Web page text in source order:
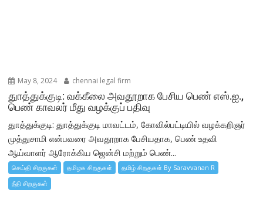
May 8, 2024 chennai legal firm
துாத்துக்குடி: வக்கீலை அவதூறாக பேசிய பெண் எஸ்.ஐ.,
பெண் காவலர் மீது வழக்குப் பதிவு
துாத்துக்குடி: துாத்துக்குடி மாவட்டம், கோவில்பட்டியில் வழக்கறிஞர்
முத்துசாமி என்பவரை அவதூறாக பேசியதாக, பெண் உதவி
ஆய்வாளர் ஆரோக்கிய ஜென்சி மற்றும் பெண்...
செய்தி சிறகுகள் தமிழக சிறகுகள்
தமிழ் சிறகுகள் By Saravvanan R
நீதி சிறகுகள்